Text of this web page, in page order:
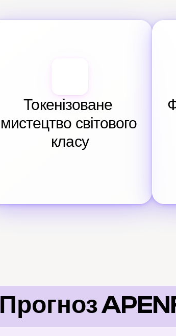
Токенізоване
мистецтво світового
класу
Прогноз